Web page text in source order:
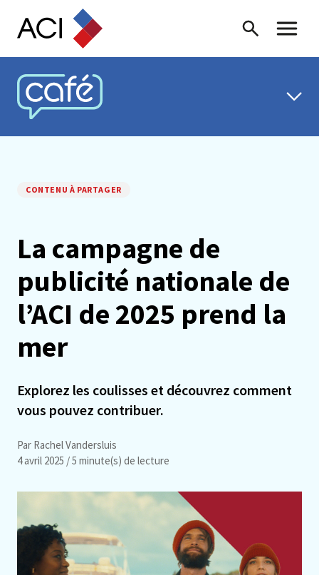
Skip to content
Recherche
Menu
CAFÉ ACI
CONTENU À PARTAGER
La campagne de
publicité nationale de
l’ACI de 2025 prend la
mer
Explorez les coulisses et découvrez comment
vous pouvez contribuer.
Par Rachel Vandersluis
4 avril 2025 / 5 minute(s) de lecture